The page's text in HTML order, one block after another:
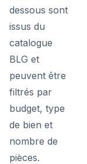
dessous sont
issus du
catalogue
BLG et
peuvent être
filtrés par
budget, type
de bien et
nombre de
pièces.